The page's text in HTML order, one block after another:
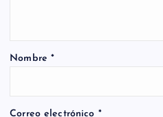
Nombre*
Correo electrónico *